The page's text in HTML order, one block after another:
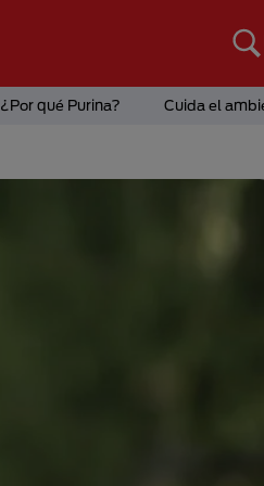
¿Por qué Purina? Cuida el